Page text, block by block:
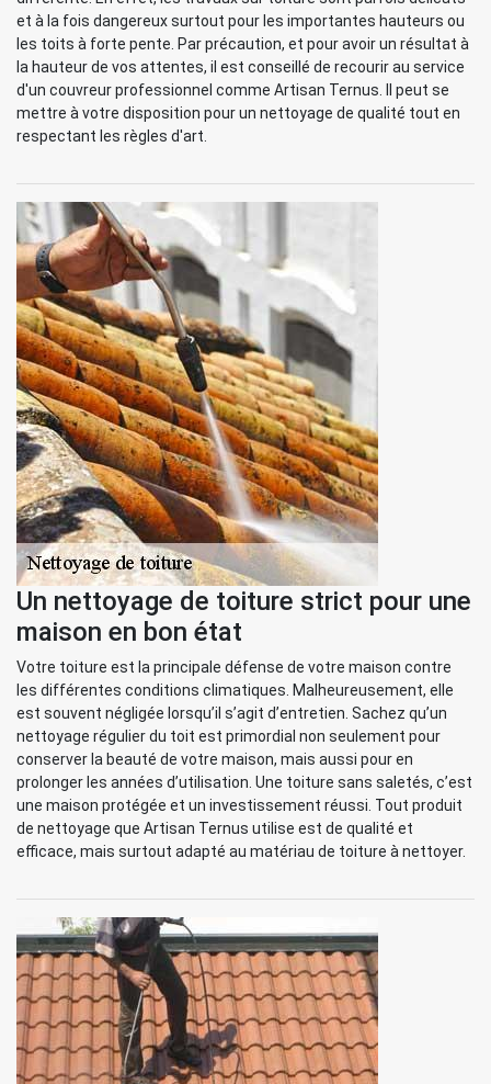
et à la fois dangereux surtout pour les importantes hauteurs ou
les toits à forte pente. Par précaution, et pour avoir un résultat à
la hauteur de vos attentes, il est conseillé de recourir au service
d'un couvreur professionnel comme Artisan Ternus. Il peut se
mettre à votre disposition pour un nettoyage de qualité tout en
respectant les règles d'art.
Un nettoyage de toiture strict pour une
maison en bon état
Votre toiture est la principale défense de votre maison contre
les différentes conditions climatiques. Malheureusement, elle
est souvent négligée lorsqu’il s’agit d’entretien. Sachez qu’un
nettoyage régulier du toit est primordial non seulement pour
conserver la beauté de votre maison, mais aussi pour en
prolonger les années d’utilisation. Une toiture sans saletés, c’est
une maison protégée et un investissement réussi. Tout produit
de nettoyage que Artisan Ternus utilise est de qualité et
efficace, mais surtout adapté au matériau de toiture à nettoyer.